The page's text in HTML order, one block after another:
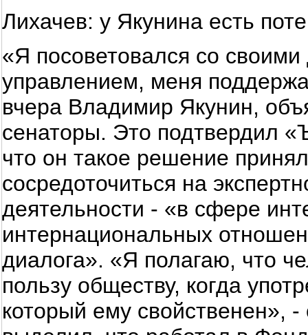
Лихачев: у Якунина есть
«Я посоветовался со
управлением, меня
вчера Владимир Якунин,
сенаторы. Это подтвердил
что он такое решение
сосредоточиться на
деятельности - «в сфере
интернациональных
диалога». «Я полагаю, что
пользу обществу, когда
который ему свойственен»,